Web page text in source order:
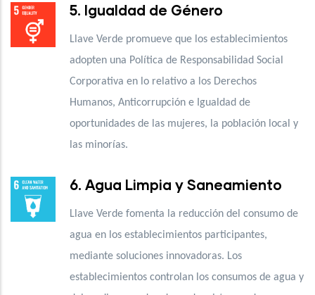
5. Igualdad de Género
Llave Verde promueve que los establecimientos
adopten una Política de Responsabilidad Social
Corporativa en lo relativo a los Derechos
Humanos, Anticorrupción e Igualdad de
oportunidades de las mujeres, la población local y
las minorías.
6. Agua Limpia y Saneamiento
Llave Verde fomenta la reducción del consumo de
agua en los establecimientos participantes,
mediante soluciones innovadoras. Los
establecimientos controlan los consumos de agua y